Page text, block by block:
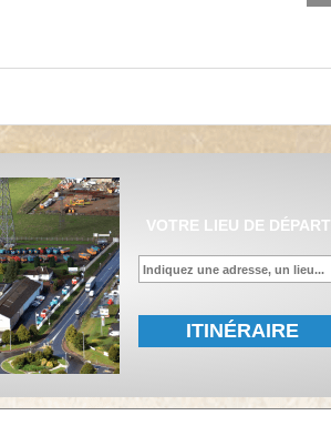
VOTRE LIEU DE DÉPART
ITINÉRAIRE